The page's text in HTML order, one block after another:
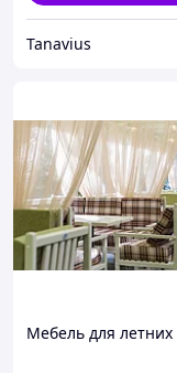
Tanavius
Мебель для летних